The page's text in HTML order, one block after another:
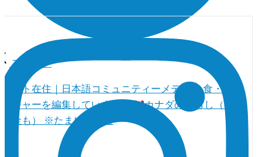
フォロー
ント在住｜日本語コミュニティーメディア 食・人・
チャーを編集しています。
カナダの暮らし（教育
お金も） ※たまに真面目